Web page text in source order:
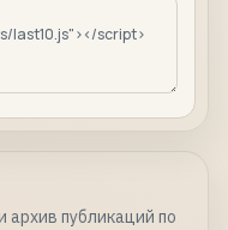
публикаций по